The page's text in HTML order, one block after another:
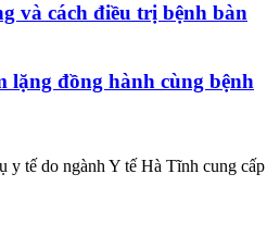
và cách điều trị bệnh bàn
đồng hành cùng bệnh
y tế do ngành Y tế Hà Tĩnh cung cấp